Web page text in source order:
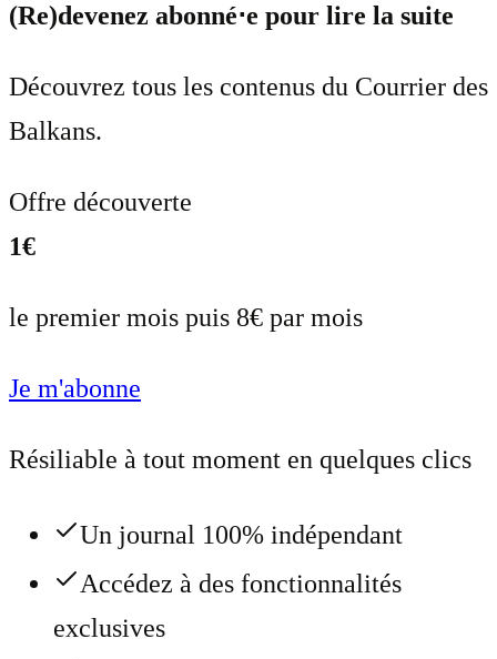
(Re)devenez abonné⋅e pour lire la suite
Découvrez tous les contenus du Courrier des
Balkans.
Offre découverte
1€
le premier mois puis 8€ par mois
Je m'abonne
Résiliable à tout moment en quelques clics
Un journal 100% indépendant
Accédez à des fonctionnalités
exclusives